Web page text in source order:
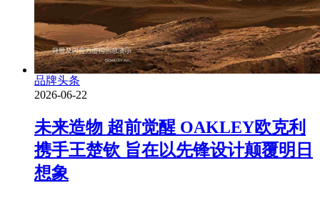
品牌头条
2026-06-22
未来造物 超前觉醒 OAKLEY欧克利
携手王楚钦 旨在以先锋设计颠覆明日
想象